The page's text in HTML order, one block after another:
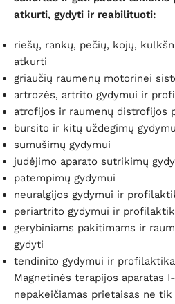
atkurti, gydyti ir reabilituoti:
riešų, rankų, pečių, kojų,
atkurti
griaučių raumenų motorinei
artrozės, artrito gydymui ir
atrofijos ir raumenų distrofijos
bursito ir kitų uždegimų
sumušimų gydymui
judėjimo aparato sutrikimų
patempimų gydymui
neuralgijos gydymui ir
periartrito gydymui ir
gerybiniams pakitimams ir
gydyti
tendinito gydymui ir
Magnetinės terapijos aparatas
nepakeičiamas prietaisas ne